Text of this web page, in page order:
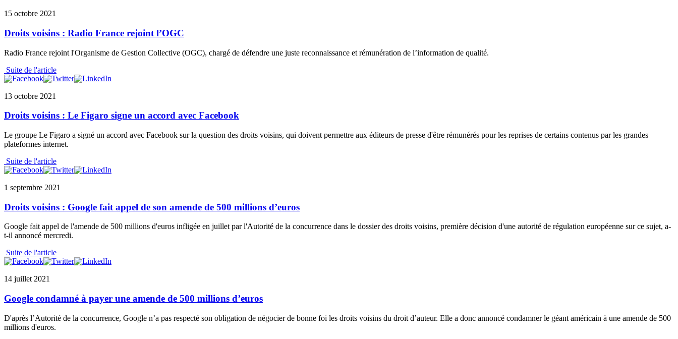
15 octobre 2021
Droits voisins : Radio France rejoint l’OGC
Radio France rejoint l'Organisme de Gestion Collective (OGC), chargé de défendre une juste reconnaissance et rémunération de l’information de qualité.
Suite de l'article
13 octobre 2021
Droits voisins : Le Figaro signe un accord avec Facebook
Le groupe Le Figaro a signé un accord avec Facebook sur la question des droits voisins, qui doivent permettre aux éditeurs de presse d'être rémunérés pour les reprises de certains contenus par les grandes
plateformes internet.
Suite de l'article
1 septembre 2021
Droits voisins : Google fait appel de son amende de 500 millions d’euros
Google fait appel de l'amende de 500 millions d'euros infligée en juillet par l'Autorité de la concurrence dans le dossier des droits voisins, première décision d'une autorité de régulation européenne sur ce sujet, a-
t-il annoncé mercredi.
Suite de l'article
14 juillet 2021
Google condamné à payer une amende de 500 millions d’euros
D'après l’Autorité de la concurrence, Google n’a pas respecté son obligation de négocier de bonne foi les droits voisins du droit d’auteur. Elle a donc annoncé condamner le géant américain à une amende de 500
millions d'euros.